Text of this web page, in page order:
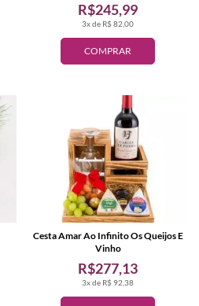
COMPRAR
3x de R$ 82,00
R$245,99
3x de R$ 92,38
R$277,13
Cesta Amar Ao Infinito Os Queijos E
Vinho